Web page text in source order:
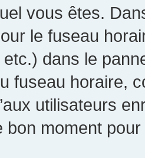
vous êtes.
le fuseau
dans le
fuseau horaire,
utilisateurs
bon moment